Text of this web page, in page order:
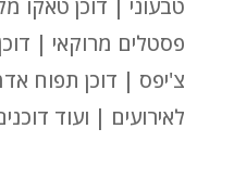
טבעוני | דוכן טאקו
פסטלים מרוקאי |
צ'יפס | דוכן תפוח
לאירועים | ועוד